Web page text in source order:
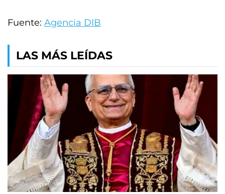
Fuente: Agencia DIB
LAS MÁS LEÍDAS